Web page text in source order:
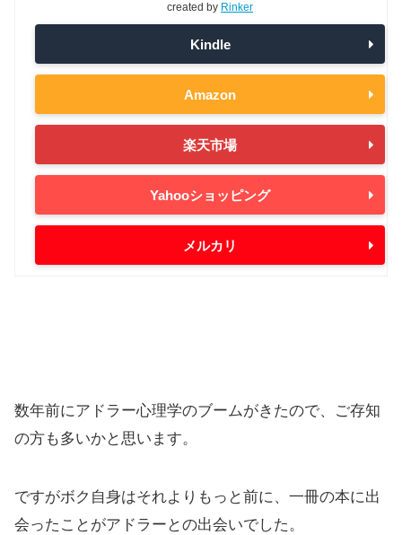
created by Rinker
Kindle
Amazon
楽天市場
Yahooショッピング
メルカリ
数年前にアドラー心理学のブームがきたので、ご存知
の方も多いかと思います。
ですがボク自身はそれよりもっと前に、一冊の本に出
会ったことがアドラーとの出会いでした。